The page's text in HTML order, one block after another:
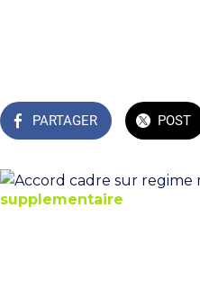
PARTAGER POST
supplementaire